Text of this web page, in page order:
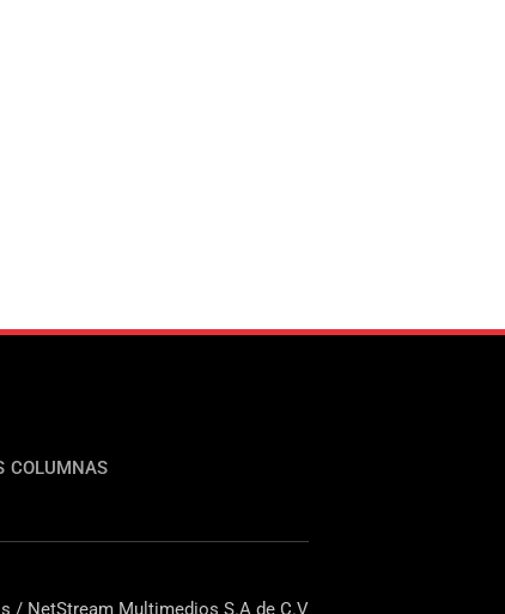
COLUMNAS
/ NetStream Multimedios S.A de C.V